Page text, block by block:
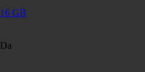
16 GB
Da